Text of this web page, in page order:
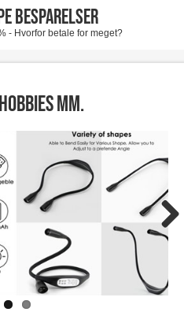
BESPARELSER
- Hvorfor betale for meget?
mm.